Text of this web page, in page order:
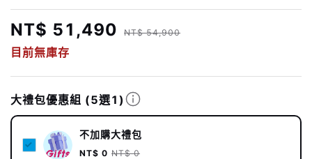
NT$ 51,490 NT$ 54,900
目前無庫存
大禮包優惠組 (5選1)
不加購大禮包
NT$ 0 NT$ 0